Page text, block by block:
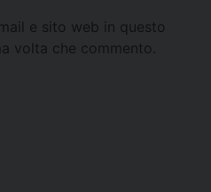
e sito web in questo
volta che commento.